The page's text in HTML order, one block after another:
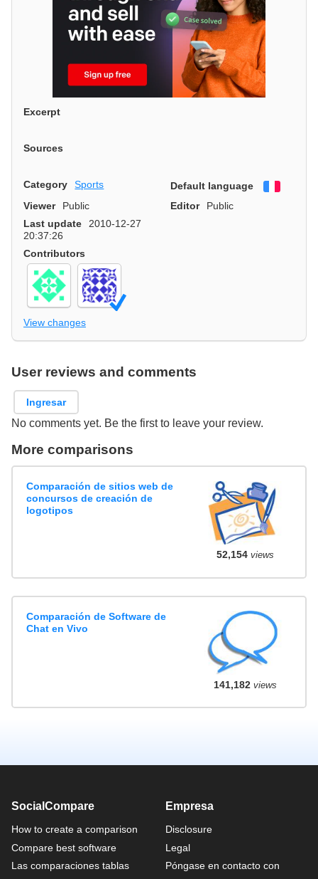
Excerpt
Sources
Category Sports Default language
Viewer
Public Editor
Public
Last update
2010-12-27
20:37:26
Contributors
View changes
User reviews and comments
Ingresar
No comments yet. Be the first to leave your review.
More comparisons
Comparación de sitios web de
concursos de creación de
logotipos
52,154views
Comparación de Software de
Chat en Vivo
141,182views
SocialCompare
How to create a comparison
Compare best software
Las comparaciones tablas
Empresa
Disclosure
Legal
Póngase en contacto con